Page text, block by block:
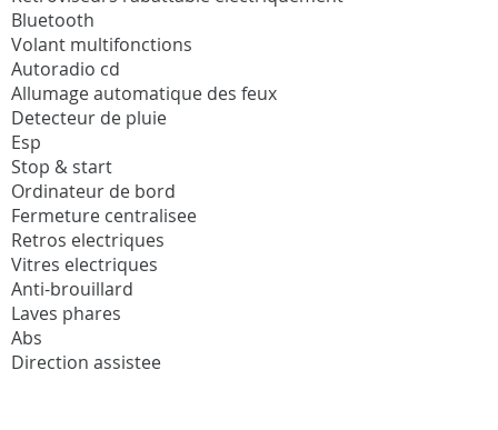
Bluetooth
Volant multifonctions
Autoradio cd
Allumage automatique des feux
Detecteur de pluie
Esp
Stop & start
Ordinateur de bord
Fermeture centralisee
Retros electriques
Vitres electriques
Anti-brouillard
Laves phares
Abs
Direction assistee